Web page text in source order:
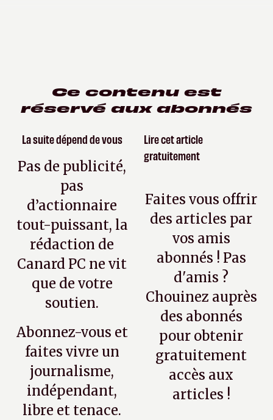
Ce contenu est
réservé aux abonnés
La suite dépend de vous
Pas de publicité,
pas
d’actionnaire
tout-puissant, la
rédaction de
Canard PC ne vit
que de votre
soutien.
Abonnez-vous et
faites vivre un
journalisme,
indépendant,
libre et tenace.
Lire cet article
gratuitement
Faites vous offrir
des articles par
vos amis
abonnés ! Pas
d'amis ?
Chouinez auprès
des abonnés
pour obtenir
gratuitement
accès aux
articles !